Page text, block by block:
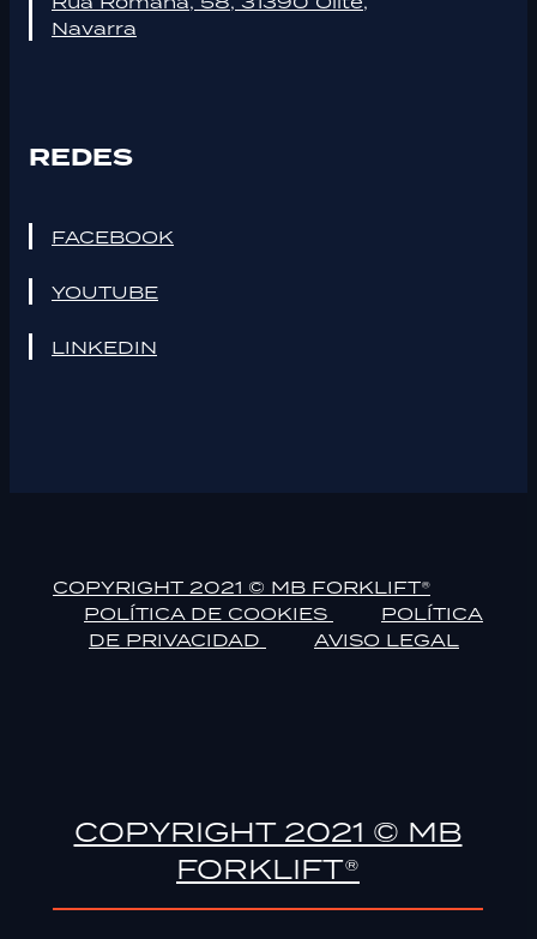
Navarra
REDES
FACEBOOK
YOUTUBE
LINKEDIN
COPYRIGHT 2021 © MB FORKLIFT®
POLÍTICA DE COOKIES
POLÍTICA
DE PRIVACIDAD
AVISO LEGAL
COPYRIGHT 2021 © MB
FORKLIFT®